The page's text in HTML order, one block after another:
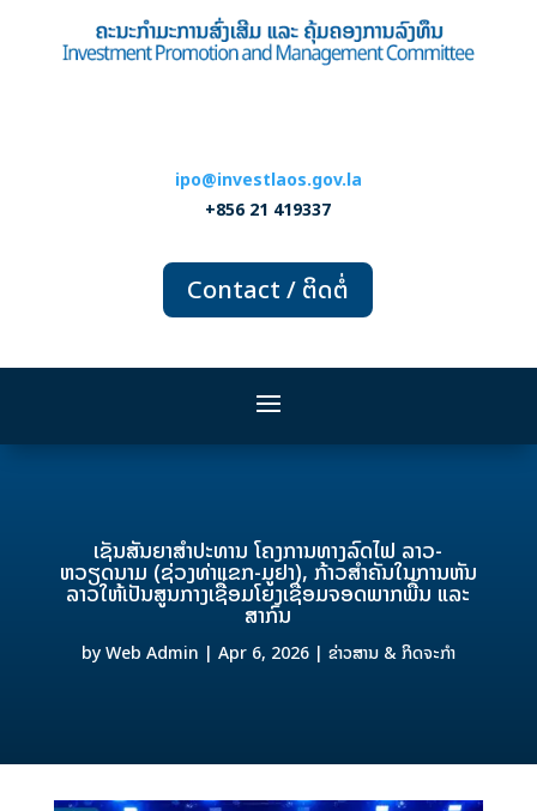
ipo@investlaos.gov.la
+856 21 419337
Contact / ຕິດຕໍ່
ເຊັນສັນຍາສຳປະທານ ໂຄງການທາງລົດໄຟ ລາວ-
ຫວຽດນາມ (ຊ່ວງທ່າແຂກ-ມູຢາ), ກ້າວສຳຄັນໃນການຫັນ
ລາວໃຫ້ເປັນສູນກາງເຊື່ອມໂຍງເຊື່ອມຈອດພາກພື້ນ ແລະ
ສາກົນ
byWeb Admin | Apr 6, 2026| ຂ່າວສານ & ກິດຈະກຳ